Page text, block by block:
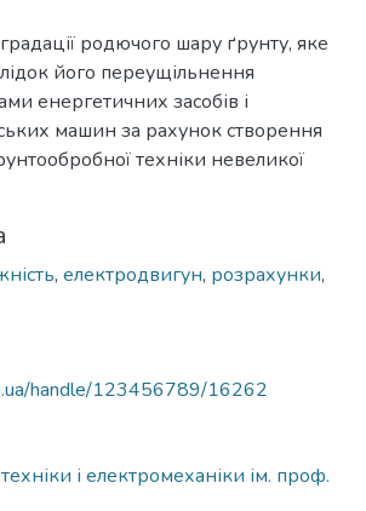
родючого шару ґрунту, яке
його переущільнення
енергетичних засобів і
машин за рахунок створення
техніки невеликої
, електродвигун, розрахунки,
handle/123456789/16262
і електромеханіки ім. проф.